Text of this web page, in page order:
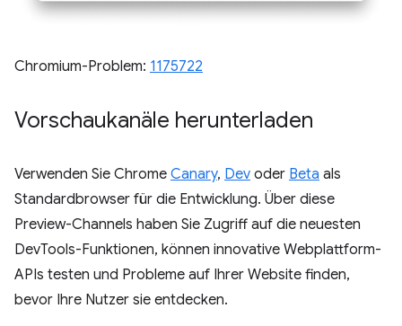
Chromium-Problem: 1175722
Vorschaukanäle herunterladen
Verwenden Sie Chrome Canary, Dev oder Beta als
Standardbrowser für die Entwicklung. Über diese
Preview-Channels haben Sie Zugriff auf die neuesten
DevTools-Funktionen, können innovative Webplattform-
APIs testen und Probleme auf Ihrer Website finden,
bevor Ihre Nutzer sie entdecken.